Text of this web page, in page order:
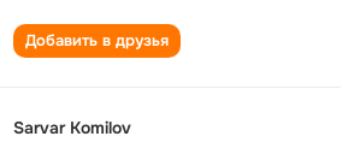
Добавить в друзья
Sarvar Komilov